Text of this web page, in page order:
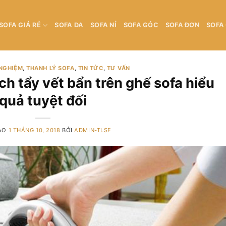
GIÁ RẺ SOFA DA SOFA NỈ SOFA GÓC SOFA ĐƠN
,THANH LÝ SOFA, TIN TỨC, TƯ VẤN
tẩy vết bẩn trên ghế sofa hiểu
quả tuyệt đối
1 THÁNG 10, 2018 BỞIADMIN-TLSF